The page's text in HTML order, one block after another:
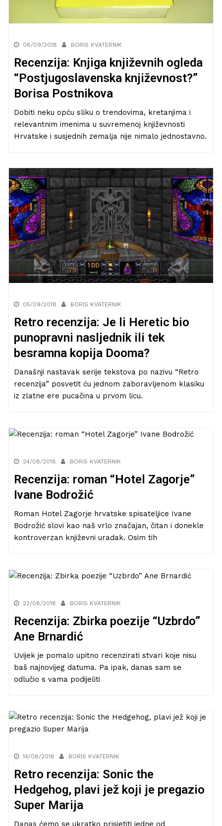
06/09/2018 BORIS KVATERNIK
Recenzija: Knjiga književnih ogleda
“Postjugoslavenska književnost?”
Borisa Postnikova
Dobiti neku opću sliku o trendovima, kretanjima i
relevantnim imenima u suvremenoj književnosti
Hrvatske i susjednih zemalja nije nimalo jednostavno.
05/09/2018 BORIS KVATERNIK
Retro recenzija: Je li Heretic bio
punopravni nasljednik ili tek
besramna kopija Dooma?
Današnji nastavak serije tekstova po nazivu “Retro
recenzija” posvetit ću jednom zaboravljenom klasiku
iz zlatne ere pucačina u prvom licu.
24/08/2018 BORIS KVATERNIK
Recenzija: roman “Hotel Zagorje”
Ivane Bodrožić
Roman Hotel Zagorje hrvatske spisateljice Ivane
Bodrožić slovi kao naš vrlo značajan, čitan i donekle
kontroverzan književni uradak. Osim tih
22/08/2018 BORIS KVATERNIK
Recenzija: Zbirka poezije “Uzbrdo”
Ane Brnardić
Uvijek je pomalo upitno recenzirati stvari koje nisu
baš najnovijeg datuma. Pa ipak, danas sam se
odlučio s vama podijeliti
14/08/2018 BORIS KVATERNIK
Retro recenzija: Sonic the
Hedgehog, plavi jež koji je pregazio
Super Marija
Danas ćemo se ukratko prisjetiti jedne od